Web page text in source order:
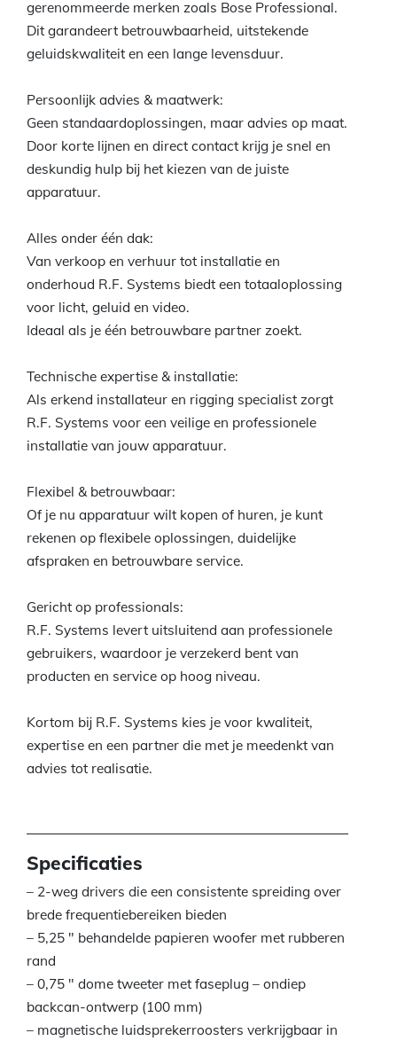
gerenommeerde merken zoals Bose Professional.
Dit garandeert betrouwbaarheid, uitstekende
geluidskwaliteit en een lange levensduur.
Persoonlijk advies & maatwerk:
Geen standaardoplossingen, maar advies op maat.
Door korte lijnen en direct contact krijg je snel en
deskundig hulp bij het kiezen van de juiste
apparatuur.
Alles onder één dak:
Van verkoop en verhuur tot installatie en
onderhoud R.F. Systems biedt een totaaloplossing
voor licht, geluid en video.
Ideaal als je één betrouwbare partner zoekt.
Technische expertise & installatie:
Als erkend installateur en rigging specialist zorgt
R.F. Systems voor een veilige en professionele
installatie van jouw apparatuur.
Flexibel & betrouwbaar:
Of je nu apparatuur wilt kopen of huren, je kunt
rekenen op flexibele oplossingen, duidelijke
afspraken en betrouwbare service.
Gericht op professionals:
R.F. Systems levert uitsluitend aan professionele
gebruikers, waardoor je verzekerd bent van
producten en service op hoog niveau.
Kortom bij R.F. Systems kies je voor kwaliteit,
expertise en een partner die met je meedenkt van
advies tot realisatie.
Specificaties
– 2-weg drivers die een consistente spreiding over
brede frequentiebereiken bieden
– 5,25 ″ behandelde papieren woofer met rubberen
rand
– 0,75 ″ dome tweeter met faseplug – ondiep
backcan-ontwerp (100 mm)
– magnetische luidsprekerroosters verkrijgbaar in